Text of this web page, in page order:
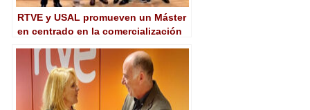
RTVE y USAL promueven un Máster
en centrado en la comercialización